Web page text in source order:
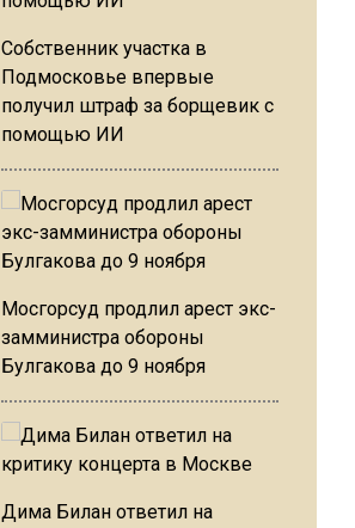
Собственник участка в
Подмосковье впервые
получил штраф за борщевик с
помощью ИИ
Мосгорсуд продлил арест экс-
замминистра обороны
Булгакова до 9 ноября
Дима Билан ответил на